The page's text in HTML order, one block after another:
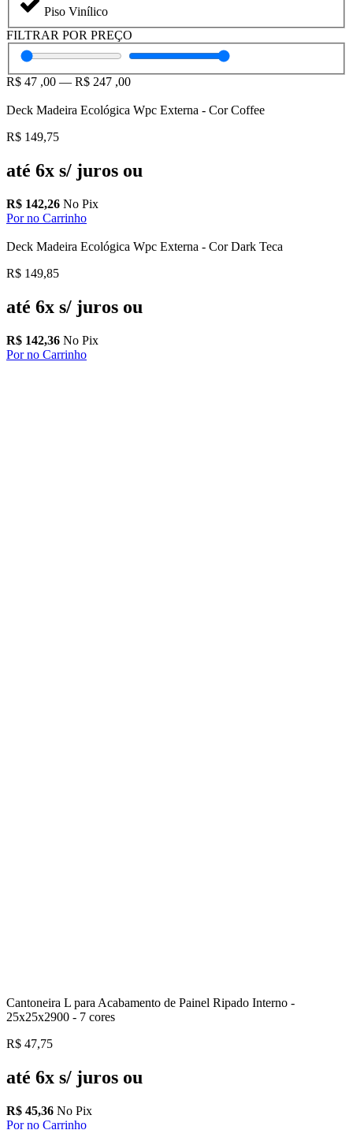
Piso Vinílico
FILTRAR POR PREÇO
R$ 47 ,00 — R$ 247 ,00
Deck Madeira Ecológica Wpc Externa - Cor Coffee
R$ 149,75
até 6x s/ juros ou
R$ 142,26 No Pix
Por no Carrinho
Deck Madeira Ecológica Wpc Externa - Cor Dark Teca
R$ 149,85
até 6x s/ juros ou
R$ 142,36 No Pix
Por no Carrinho
Cantoneira L para Acabamento de Painel Ripado Interno -
25x25x2900 - 7 cores
R$ 47,75
até 6x s/ juros ou
R$ 45,36 No Pix
Por no Carrinho